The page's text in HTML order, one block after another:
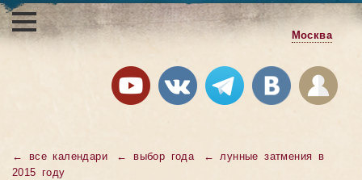
Москва
← все календари ← выбор года ←лунные затмения в
2015 году